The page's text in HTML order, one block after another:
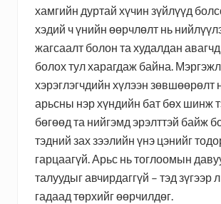
хамгийн дуртай хүчин зүйлүүд
хэдий ч үнийн өөрчлөлт нь
жагсаалт болон та худалдан
болох тул харагдаж байна.
хэрэглэгчдийн хүлээн зөвшөөрөлт
арьсны нэр хүндийн бат бөх шинж
бөгөөд та нийгэмд эрэлттэй байж
тэдний зах зээлийн үнэ цэнийг
гарцаагүй. Арьс нь тоглоомын
талуудыг авчирдаггүй – тэд зүгээр
гадаад төрхийг өөрчилдөг.